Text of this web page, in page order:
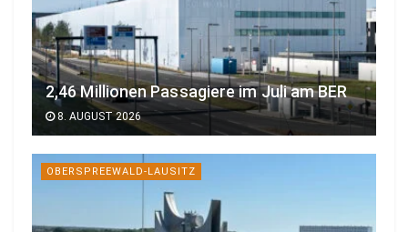
2,46 Millionen Passagiere im Juli am BER
8. AUGUST 2026
OBERSPREEWALD-LAUSITZ